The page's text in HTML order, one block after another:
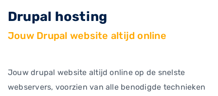
Drupal hosting
Jouw Drupal website altijd online
Jouw drupal website altijd online op de snelste
webservers, voorzien van alle benodigde technieken